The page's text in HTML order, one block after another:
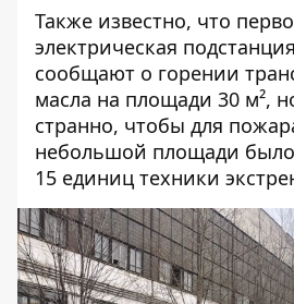
Также известно, что
электрическая
сообщают о горении
масла на площади 30 м²,
странно, чтобы для
небольшой площади было
15 единиц техники